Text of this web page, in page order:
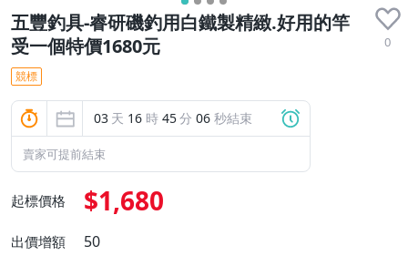
五豐釣具-睿研磯釣用白鐵製精緻.好用的竿
受一個特價1680元
0
競標
03 天 16 時 45分 05 秒結束
賣家可提前結束
起標價格 $1,680
出價增額 50